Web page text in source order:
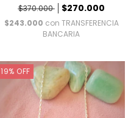
$370.000
$270.000
$243.000 con TRANSFERENCIA
BANCARIA
19% OFF